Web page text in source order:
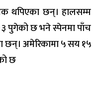
थपिएका छन्। हालसम्म
पुगेको छ भने स्पेनमा पाँच
छन्। अमेरिकामा ५ सय १५
छ